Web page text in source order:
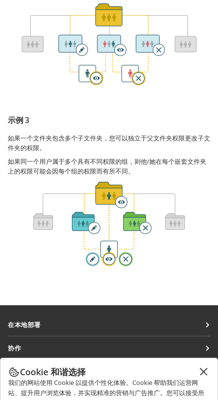
示例 3
如果一个文件夹包含多个子文件夹，您可以独立于父文件夹权限更改子文
件夹的权限。
如果同一个用户属于多个具有不同权限的组，则他/她在每个嵌套文件夹
上的权限可能会因每个组的权限而有所不同。
在本地部署
协作空间
工作区
连接器
协作
针对翻译人员
针对博主
获取最新资讯
博客
获取帮助
Cookie 和谐选择
我们的网站使用 Cookie 以提供个性化体验。Cookie 帮助我们运营网
站、提升用户浏览体验，并实现精准的营销与广告推广。您可以接受所